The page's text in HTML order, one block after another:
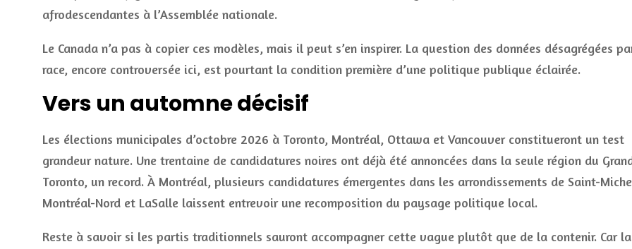
afrodescendantes à l’Assemblée nationale.
Le Canada n’a pas à copier ces modèles, mais il peut s’en inspirer. La question des données désagrégées
race, encore controversée ici, est pourtant la condition première d’une politique publique éclairée.
Vers un automne décisif
Les élections municipales d’octobre 2026 à Toronto, Montréal, Ottawa et Vancouver constitueront un test
grandeur nature. Une trentaine de candidatures noires ont déjà été annoncées dans la seule région du
Toronto, un record. À Montréal, plusieurs candidatures émergentes dans les arrondissements de Saint-
Montréal-Nord et LaSalle laissent entrevoir une recomposition du paysage politique local.
Reste à savoir si les partis traditionnels sauront accompagner cette vague plutôt que de la contenir. Car la